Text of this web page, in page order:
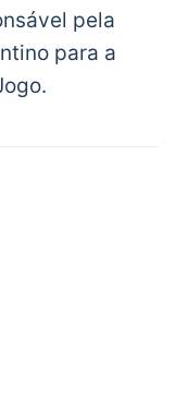
pela
para a